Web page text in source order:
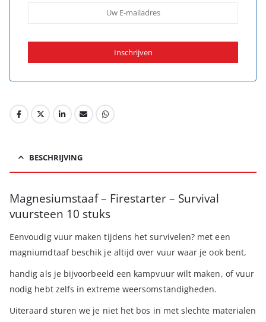
BESCHRIJVING
Magnesiumstaaf – Firestarter – Survival
vuursteen 10 stuks
Eenvoudig vuur maken tijdens het survivelen? met een
magniumdtaaf beschik je altijd over vuur waar je ook bent,
handig als je bijvoorbeeld een kampvuur wilt maken, of vuur
nodig hebt zelfs in extreme weersomstandigheden.
Uiteraard sturen we je niet het bos in met slechte materialen